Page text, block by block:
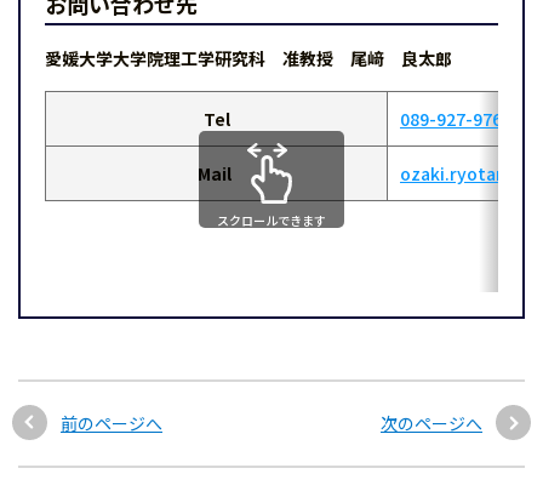
愛媛大学大学院理工学研究科 准教授 尾﨑 良太郎
Tel 089-927-9764
Mail
スクロールできます
前のページへ 次のページへ